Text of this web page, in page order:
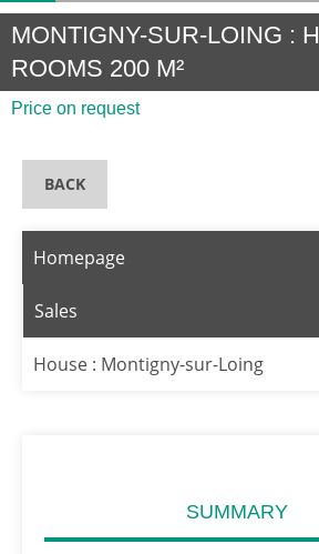
MONTIGNY-SUR-LOING :
ROOMS 200 M²
Price on request
Homepage
Sales
House : Montigny-sur-Loing
BACK
SUMMARY